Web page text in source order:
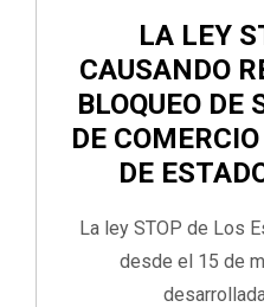
LA LEY
CAUSANDO
BLOQUEO DE
DE
DE
La ley STOP de Los
desde el 15 de